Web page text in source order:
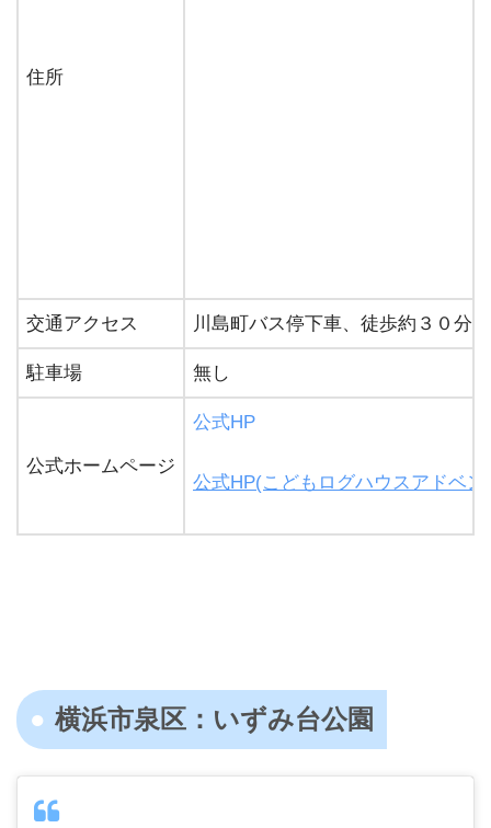
住所
交通アクセス 川島町バス停下車、徒歩約３０分
駐車場 無し
公式ホームページ
公式HP
公式HP(こどもログハウスアドベ
横浜市泉区：いずみ台公園